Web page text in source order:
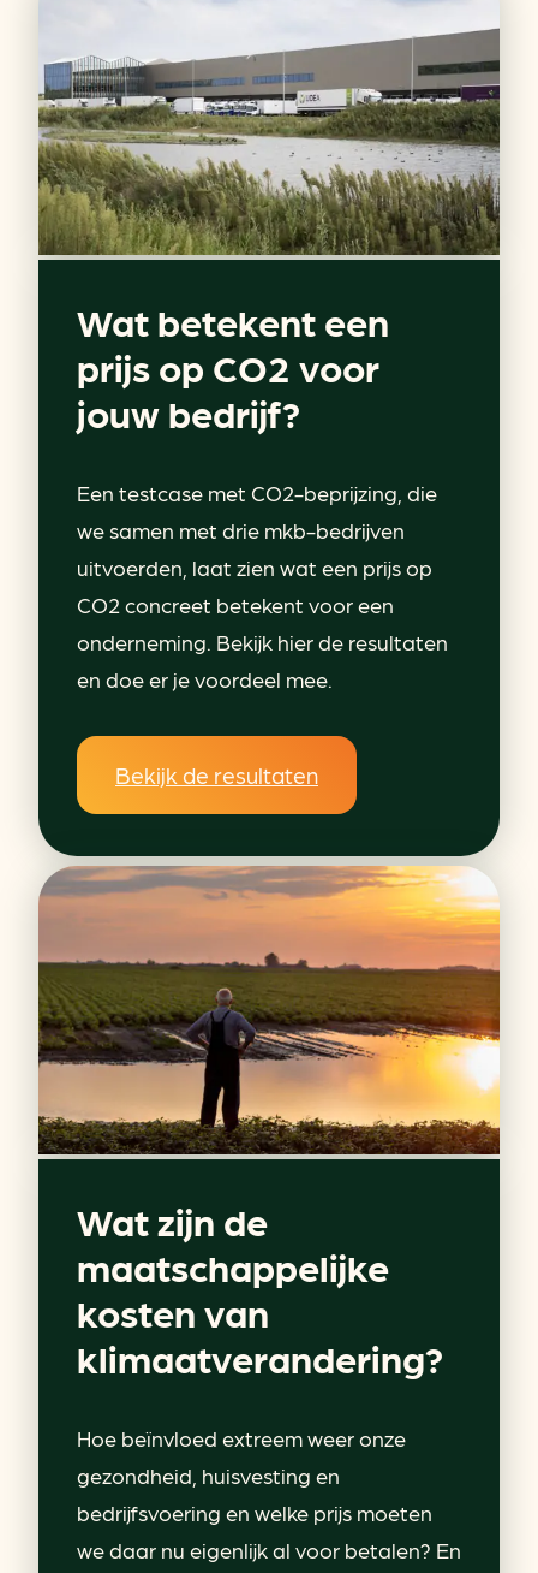
Wat betekent een
prijs op CO2 voor
jouw bedrijf?
Een testcase met CO2-beprijzing, die
we samen met drie mkb-bedrijven
uitvoerden, laat zien wat een prijs op
CO2 concreet betekent voor een
onderneming. Bekijk hier de resultaten
en doe er je voordeel mee.
Bekijk de resultaten
Wat zijn de
maatschappelijke
kosten van
klimaatverandering?
Hoe beïnvloed extreem weer onze
gezondheid, huisvesting en
bedrijfsvoering en welke prijs moeten
we daar nu eigenlijk al voor betalen? En